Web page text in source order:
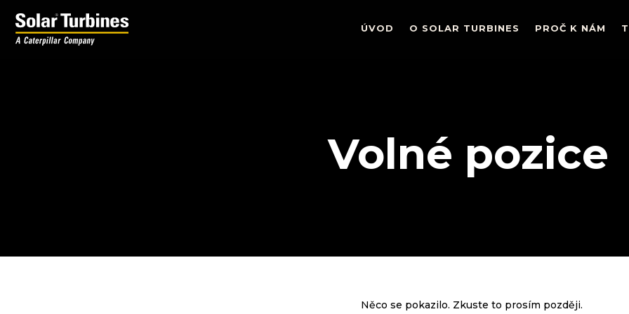
ÚVOD O SOLAR TURBINES PROČ K NÁM
ÚVOD O SOLAR TURBINES PROČ K NÁM
Volné pozice
Něco se pokazilo. Zkuste to prosím později.